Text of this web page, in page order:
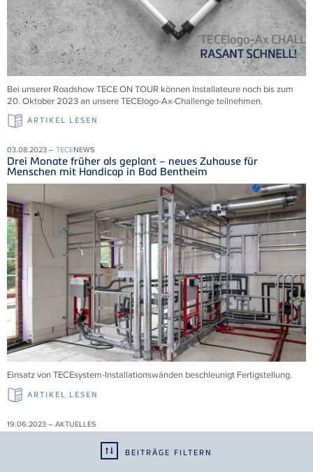
BEITRÄGE FILTERN
Bei unserer RoadshowTECEON TOUR können Installateure noch bis zum
20. Oktober 2023 an unsereTECElogo-Ax-Challenge teilnehmen.
ARTIKEL LESEN
03.08.2023 – TECENEWS
Drei Monate früher als geplant – neues Zuhause für
Menschen mit Handicap in Bad Bentheim
Einsatz von TECEsystem-Installationswänden beschleunigt Fertigstellung.
ARTIKEL LESEN
19.06.2023 – AKTUELLES
Erweiterung der EN 1253 "Abläufe für Gebäude"